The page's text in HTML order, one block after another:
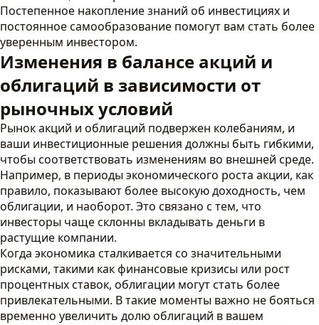
Постепенное накопление знаний об инвестициях и
постоянное самообразование помогут вам стать более
уверенным инвестором.
Изменения в балансе акций и
облигаций в зависимости от
рыночных условий
Рынок акций и облигаций подвержен колебаниям, и
ваши инвестиционные решения должны быть гибкими,
чтобы соответствовать изменениям во внешней среде.
Например, в периоды экономического роста акции, как
правило, показывают более высокую доходность, чем
облигации, и наоборот. Это связано с тем, что
инвесторы чаще склонны вкладывать деньги в
растущие компании.
Когда экономика сталкивается со значительными
рисками, такими как финансовые кризисы или рост
процентных ставок, облигации могут стать более
привлекательными. В такие моменты важно не бояться
временно увеличить долю облигаций в вашем